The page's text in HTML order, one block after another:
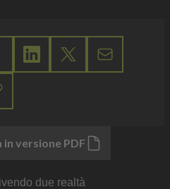
in versione PDF
due realtà